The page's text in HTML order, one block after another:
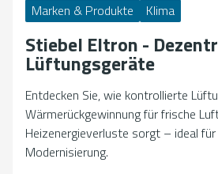
Marken & Produkte Klima
Stiebel Eltron -
Lüftungsgeräte
Entdecken Sie, wie kontrollierte
Wärmerückgewinnung für frische
Heizenergieverluste sorgt – ideal für
Modernisierung.